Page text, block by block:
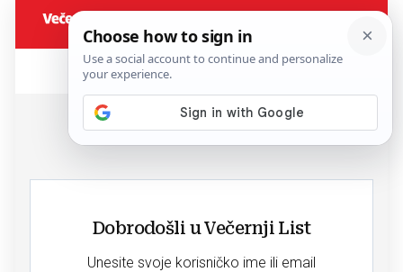
Dobrodošli u Večernji List
Unesite svoje korisničko ime ili email